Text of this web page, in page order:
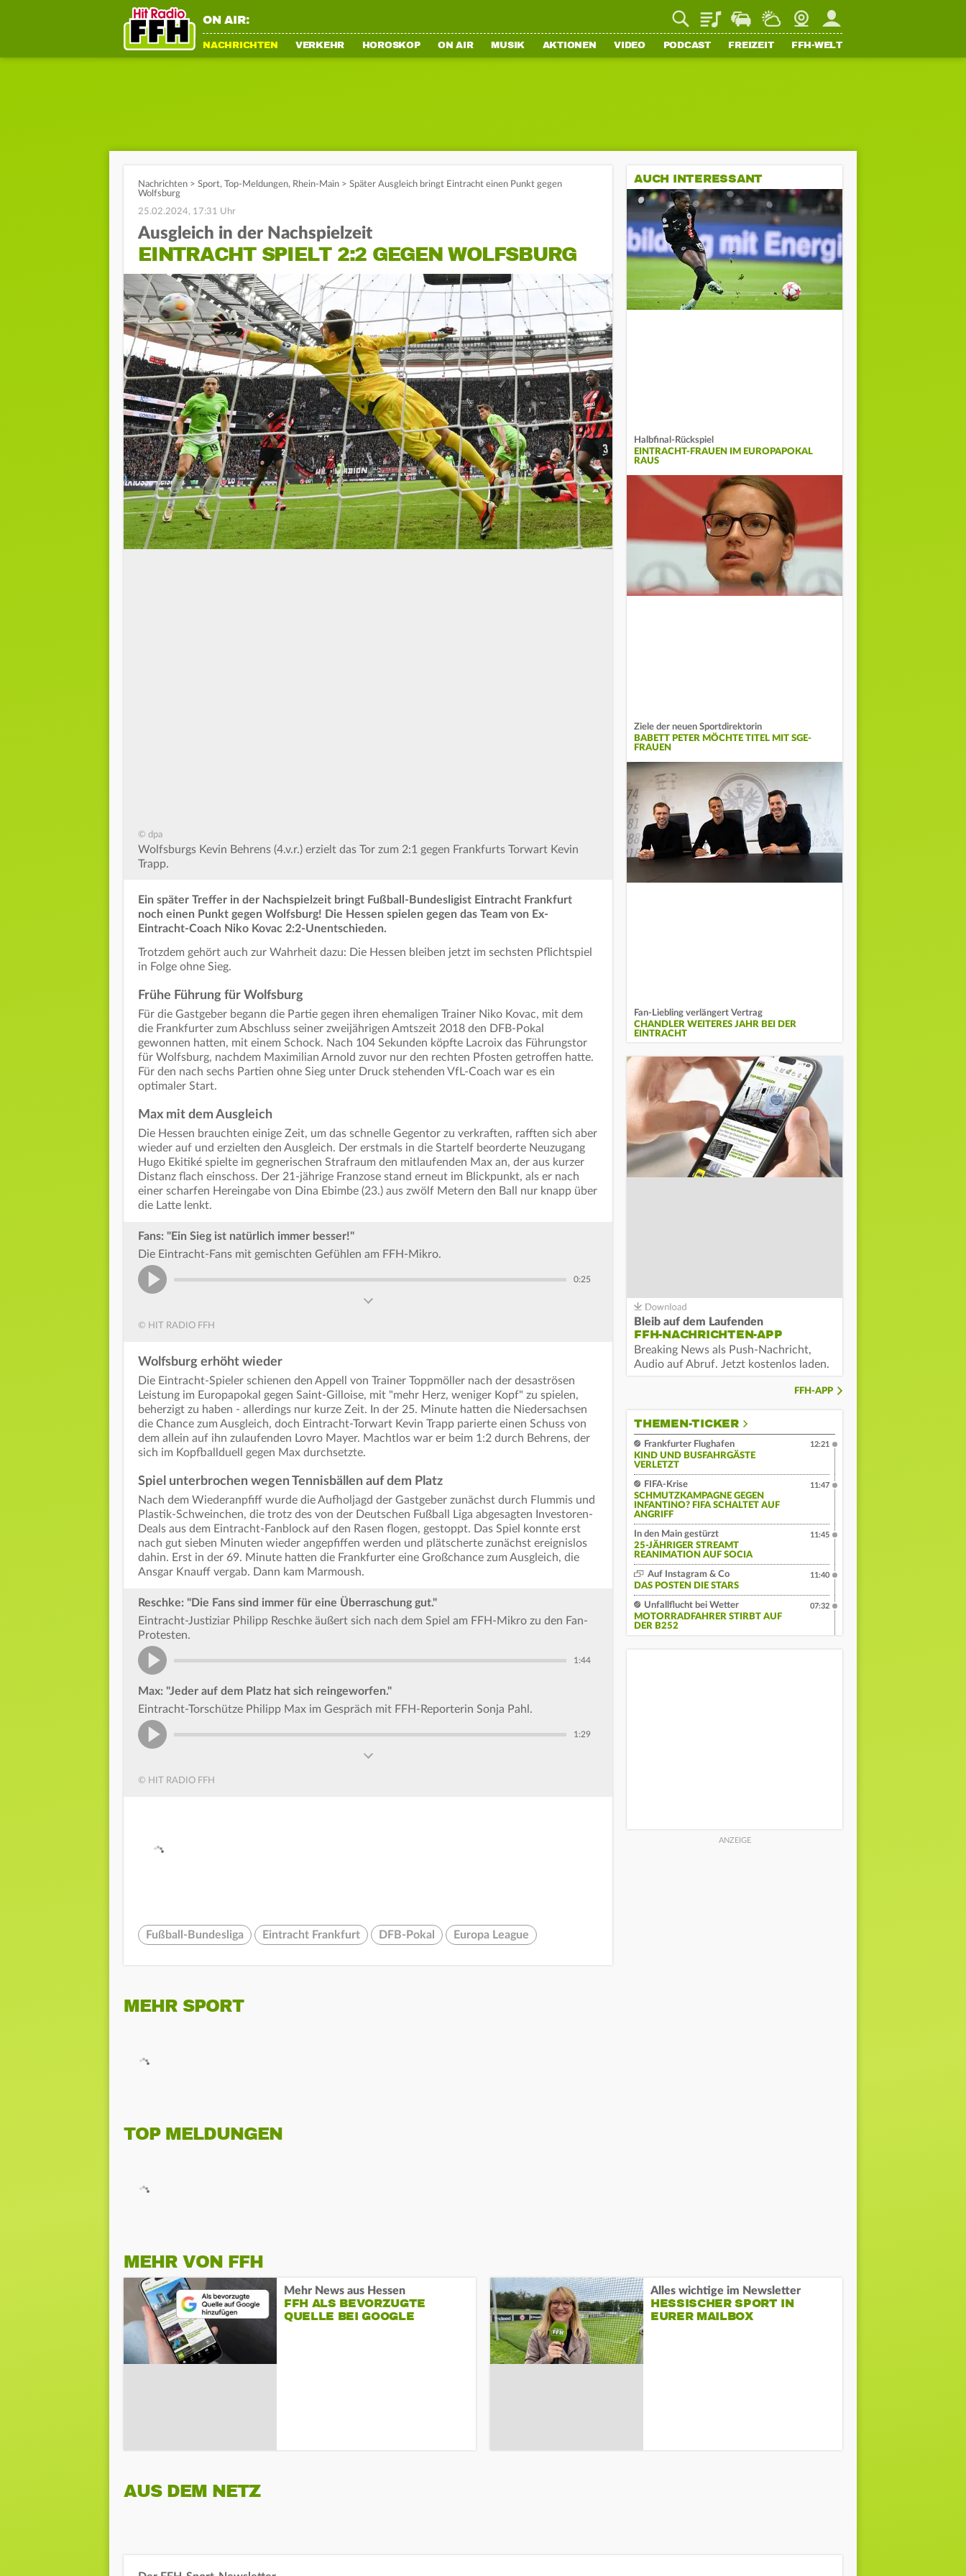
ON AIR: PlaylistStaupilotWetterWebcamMein FFH
NACHRICHTEN VERKEHR HOROSKOP ON AIR MUSIK AKTIONEN VIDEO PODCAST FREIZEIT FFH-WELT
Nachrichten > Sport, Top-Meldungen, Rhein-Main > Später Ausgleich bringt Eintracht einen Punkt gegen
Wolfsburg
25.02.2024, 17:31 Uhr
Ausgleich in der Nachspielzeit
EINTRACHT SPIELT 2:2 GEGEN WOLFSBURG
© dpa
Wolfsburgs Kevin Behrens (4.v.r.) erzielt das Tor zum 2:1 gegen Frankfurts Torwart Kevin
Trapp.
Ein später Treffer in der Nachspielzeit bringt Fußball-Bundesligist Eintracht Frankfurt
noch einen Punkt gegen Wolfsburg! Die Hessen spielen gegen das Team von Ex-
Eintracht-Coach Niko Kovac 2:2-Unentschieden.
Trotzdem gehört auch zur Wahrheit dazu: Die Hessen bleiben jetzt im sechsten Pflichtspiel
in Folge ohne Sieg.
Frühe Führung für Wolfsburg
Für die Gastgeber begann die Partie gegen ihren ehemaligen Trainer Niko Kovac, mit dem
die Frankfurter zum Abschluss seiner zweijährigen Amtszeit 2018 den DFB-Pokal
gewonnen hatten, mit einem Schock. Nach 104 Sekunden köpfte Lacroix das Führungstor
für Wolfsburg, nachdem Maximilian Arnold zuvor nur den rechten Pfosten getroffen hatte.
Für den nach sechs Partien ohne Sieg unter Druck stehenden VfL-Coach war es ein
optimaler Start.
Max mit dem Ausgleich
Die Hessen brauchten einige Zeit, um das schnelle Gegentor zu verkraften, rafften sich aber
wieder auf und erzielten den Ausgleich. Der erstmals in die Startelf beorderte Neuzugang
Hugo Ekitiké spielte im gegnerischen Strafraum den mitlaufenden Max an, der aus kurzer
Distanz flach einschoss. Der 21-jährige Franzose stand erneut im Blickpunkt, als er nach
einer scharfen Hereingabe von Dina Ebimbe (23.) aus zwölf Metern den Ball nur knapp über
die Latte lenkt.
Fans: "Ein Sieg ist natürlich immer besser!"
Die Eintracht-Fans mit gemischten Gefühlen am FFH-Mikro.
0:25
© HIT RADIO FFH
Wolfsburg erhöht wieder
Die Eintracht-Spieler schienen den Appell von Trainer Toppmöller nach der desaströsen
Leistung im Europapokal gegen Saint-Gilloise, mit "mehr Herz, weniger Kopf" zu spielen,
beherzigt zu haben - allerdings nur kurze Zeit. In der 25. Minute hatten die Niedersachsen
die Chance zum Ausgleich, doch Eintracht-Torwart Kevin Trapp parierte einen Schuss von
dem allein auf ihn zulaufenden Lovro Mayer. Machtlos war er beim 1:2 durch Behrens, der
sich im Kopfballduell gegen Max durchsetzte.
Spiel unterbrochen wegen Tennisbällen auf dem Platz
Nach dem Wiederanpfiff wurde die Aufholjagd der Gastgeber zunächst durch Flummis und
Plastik-Schweinchen, die trotz des von der Deutschen Fußball Liga abgesagten Investoren-
Deals aus dem Eintracht-Fanblock auf den Rasen flogen, gestoppt. Das Spiel konnte erst
nach gut sieben Minuten wieder angepfiffen werden und plätscherte zunächst ereignislos
dahin. Erst in der 69. Minute hatten die Frankfurter eine Großchance zum Ausgleich, die
Ansgar Knauff vergab. Dann kam Marmoush.
Reschke: "Die Fans sind immer für eine Überraschung gut."
Eintracht-Justiziar Philipp Reschke äußert sich nach dem Spiel am FFH-Mikro zu den Fan-
Protesten.
1:44
Max: "Jeder auf dem Platz hat sich reingeworfen."
Eintracht-Torschütze Philipp Max im Gespräch mit FFH-Reporterin Sonja Pahl.
1:29
© HIT RADIO FFH
Fußball-Bundesliga Eintracht Frankfurt DFB-Pokal Europa League
AUCH INTERESSANT
Halbfinal-Rückspiel
EINTRACHT-FRAUEN IM EUROPAPOKAL
RAUS
Ziele der neuen Sportdirektorin
BABETT PETER MÖCHTE TITEL MIT SGE-
FRAUEN
Fan-Liebling verlängert Vertrag
CHANDLER WEITERES JAHR BEI DER
EINTRACHT
Bleib auf dem Laufenden
FFH-NACHRICHTEN-APP
Breaking News als Push-Nachricht,
Audio auf Abruf. Jetzt kostenlos laden.
FFH-APP
THEMEN-TICKER
Frankfurter Flughafen
KIND UND BUSFAHRGÄSTE
VERLETZT
12:21
FIFA-Krise
SCHMUTZKAMPAGNE GEGEN
INFANTINO? FIFA SCHALTET AUF
ANGRIFF
11:47
In den Main gestürzt
25-JÄHRIGER STREAMT
REANIMATION AUF SOCIA
11:45
Auf Instagram & Co
DAS POSTEN DIE STARS
11:40
Unfallflucht bei Wetter
MOTORRADFAHRER STIRBT AUF
DER B252
07:32
MEHR SPORT
TOP MELDUNGEN
MEHR VON FFH
Mehr News aus Hessen
FFH ALS BEVORZUGTE
QUELLE BEI GOOGLE
Alles wichtige im Newsletter
HESSISCHER SPORT IN
EURER MAILBOX
AUS DEM NETZ